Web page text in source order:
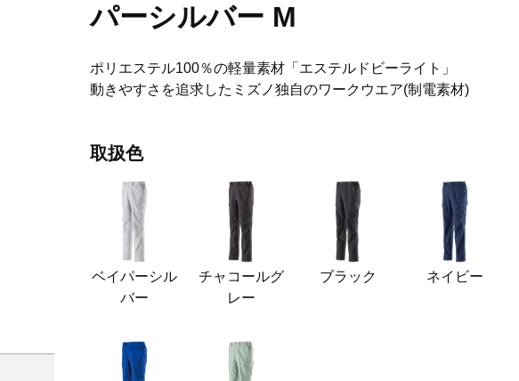
パーシルバー M
ポリエステル100％の軽量素材「エステルドビーライト」
動きやすさを追求したミズノ独自のワークウエア(制電素材)
取扱色
ベイパーシル
バー
チャコールグ
レー
ブラック ネイビー